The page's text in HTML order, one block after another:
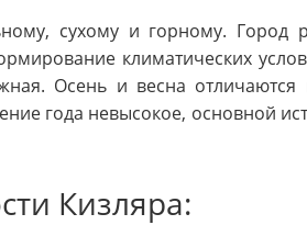
сухому и горному. Город
климатических
Осень и весна
года невысокое, основной
Кизляра: